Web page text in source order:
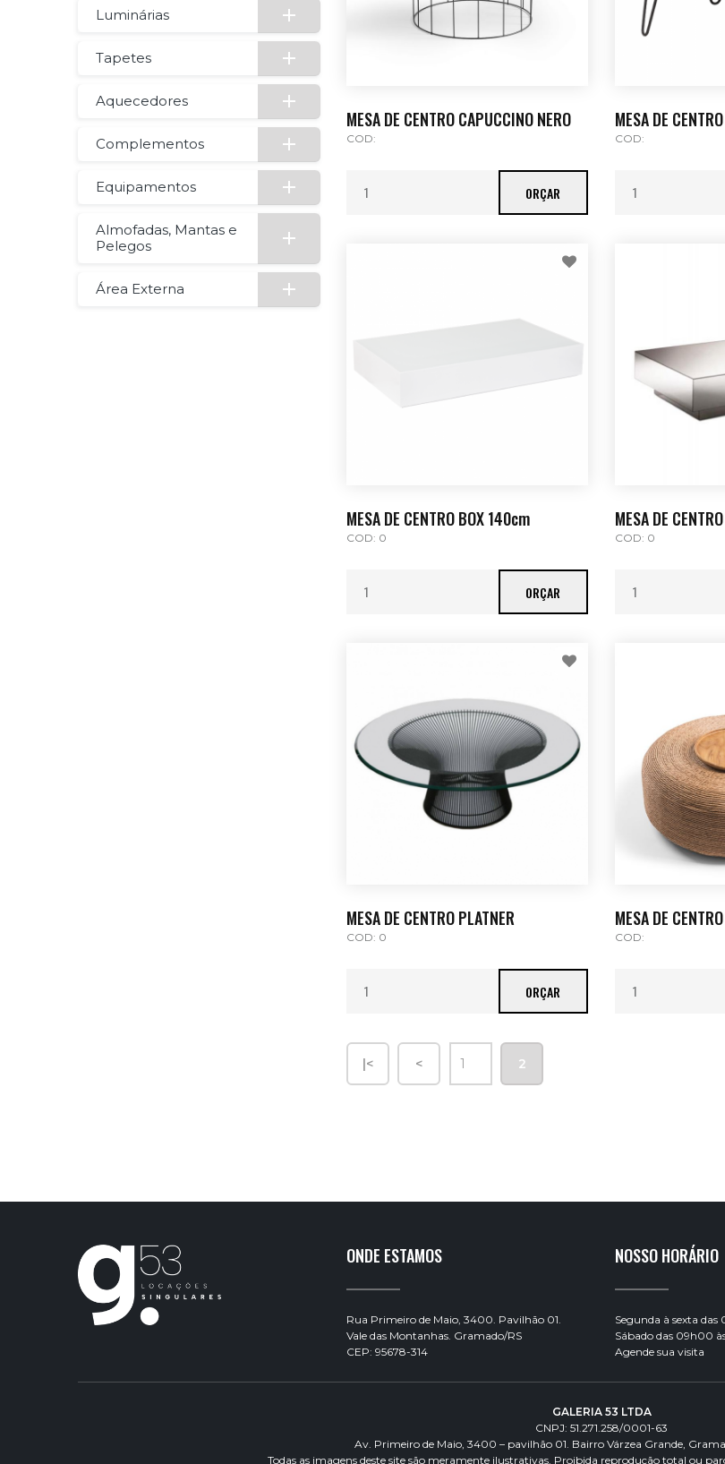
Luminárias
Tapetes
Aquecedores
Complementos
Equipamentos
Almofadas, Mantas e
Pelegos
Área Externa
MESA DE CENTRO CAPUCCINO NERO
COD:
ORÇAR
MESA DE
COD:
MESA DE CENTRO BOX 140cm
COD: 0
ORÇAR
MESA DE
COD: 0
MESA DE CENTRO PLATNER
COD: 0
ORÇAR
MESA DE
COD:
|< < 1 2
ONDE ESTAMOS
Rua Primeiro de Maio, 3400. Pavilhão 01.
Vale das Montanhas. Gramado/RS
CEP: 95678-314
NOSSO HORÁRIO
Segunda à sexta das
Sábado das 09h00 às
Agende sua visita
GALERIA 53 LTDA
CNPJ: 51.271.258/0001-63
Av. Primeiro de Maio, 3400 – pavilhão 01. Bairro Várzea Grande,
Todas as imagens deste site são meramente ilustrativas. Proibida reprodução total ou